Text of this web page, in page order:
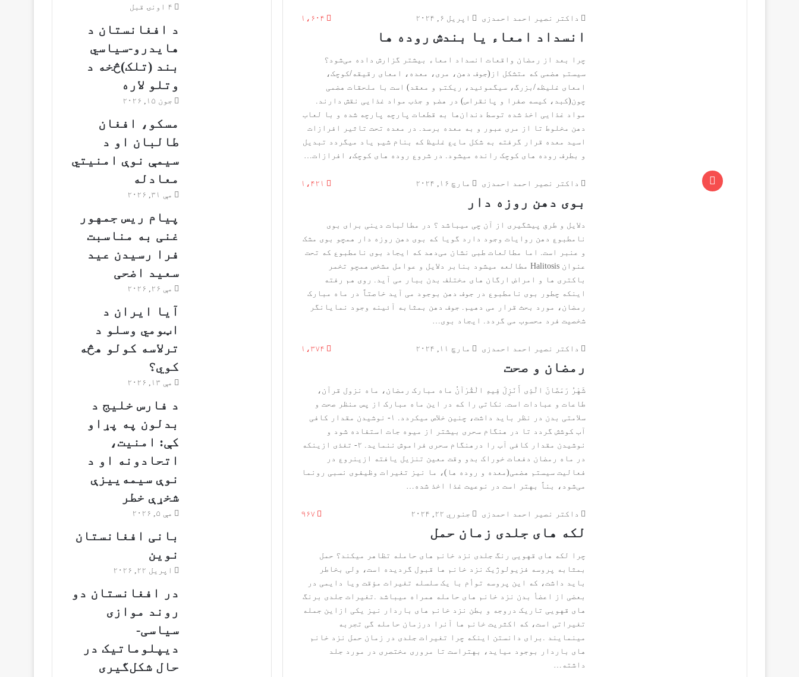
داکتر نصیر احمد احمدزی اپریل ۶, ۲۰۲۴ ۱،۶۰۴
انسداد امعاء یا بندش روده ها
چرا بعد از رمضان واقعات انسداد امعاء بیشتر گزارش داده می‌شود؟
سیستم هضمی که متشکل از(جوف دهن، مری، معده، امعای رقیقه/کوچک،
امعای غلیظه/بزرگ، سیگموئید، ریکتم و معقد) است با ملحقات هضمی
چون(کبد، کیسه صفرا و پانقراس) در هضم و جذب مواد غذایی نقش دارند.
مواد غذایی اخذ شده توسط دندان‌ها به قطعات پارچه پارچه شده و با لعاب
دهن مخلوط تا از مری عبور و به معده برسد. در معده تحت تاثیر افرازات
اسید معده قرار گرفته به شکل مایع غلیظ که بنام شیم یاد میگردد تبدیل
و بطرف روده های کوچک رانده میشود. در شروع روده های کوچک، افرازات…
داکتر نصیر احمد احمدزی مارچ ۱۶, ۲۰۲۴ ۱،۴۲۱
بوی دهن روزه دار
دلایل و طرق پیشگیری از آن چی میباشد ؟ در مطالبات دینی برای بوی
نامطبوع دهن روایات وجود دارد گویا که بوی دهن روزه دار همچو بوی مشک
و عنبر است. اما مطالعات طبی نشان می‌دهد که ایجاد بوی نامطبوع که تحت
عنوان Halitosis مطالعه میشود بنابر دلایل و عوامل مشخص همچو تخمر
باکتری ها و امراض ارگان های مختلف بدن ببار می آید. روی هم رفته
اینکه چطور بوی نامطبوع در جوف دهن بوجود می آید خاصتاً در ماه مبارک
رمضان، مورد بحث قرار می دهیم. جوف دهن بمثابه آئینه وجود نمایانگر
شخصیت فرد محسوب می گردد. ایجاد بوی…
داکتر نصیر احمد احمدزی مارچ ۱۱, ۲۰۲۴ ۱،۳۷۴
رمضان و صحت
شَهْرُ رَمَضَانَ الّذِی أَنَزِلَ فِیهِ الْقُرْآنُ ماه مبارک رمضان، ماه نزول قرآن،
طاعات و عبادات است. نکاتی را که در این ماه مبارک از پس منظر صحت و
سلامتی بدن در نظر باید داشت، چنین خلاص میکردد. ۱- نوشیدن مقدار کافی
آب کوشش گردد تا در هنگام سحری بیشتر از میوه جات استفاده شود و
نوشیدن مقدار کافی آب را درهنگام سحری فراموش ننماید. ۲- تغذی ازینکه
در ماه رمضان دفعات خوراک بدو وقت معین تنزیل یافته ازینروع در
فعالیت سیستم هضمی(معده و روده ها)، ما نیز تغیرات وظیفوی نسبی رونما
می‌شود، بناً بهتر است در نوعیت غذا اخذ شده…
داکتر نصیر احمد احمدزی جنوري ۲۲, ۲۰۲۴ ۹۶۷
لكه‭ ‬های ‬جلدی ‬زمان‭ ‬حمل
‬داشته‭…
۴ اونۍ قبل
د افغانستان د
هایدرو-سیاسي
بند (تلک)څخه د
وتلو لاره
جون ۱۵, ۲۰۲۶
مسکو، افغان
طالبان او د
سیمې نوې امنیتي
معادله
مې ۳۱, ۲۰۲۶
پیام ریس جمهور
غنی به مناسبت
فرا رسیدن عید
سعید اضحی
مې ۲۶, ۲۰۲۶
آیا ایران د
اټومي وسلو د
ترلاسه کولو هڅه
کوي؟
مې ۱۳, ۲۰۲۶
د فارس خلیج د
بدلون په پړاو
کې: امنیت،
اتحادونه او د
نوې سیمه‌ییزې
شخړې خطر
مې ۵, ۲۰۲۶
بانی افغانستان
نوین
اپریل ۲۲, ۲۰۲۶
در افغانستان دو
روند موازی
سیاسی-
دیپلوماتیک در
حال شکل‌گیری